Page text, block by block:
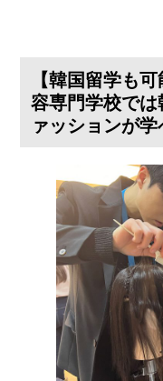
【韓国留学も
容専門学校で
ァッションが学